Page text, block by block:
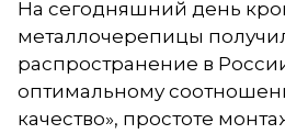
На сегодняшний день
металлочерепицы
распространение в
оптимальному
качество», простоте